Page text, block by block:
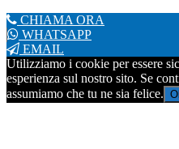
CHIAMA ORA
WHATSAPP
EMAIL
Utilizziamo i cookie per essere
esperienza sul nostro sito. Se
assumiamo che tu ne sia felice.